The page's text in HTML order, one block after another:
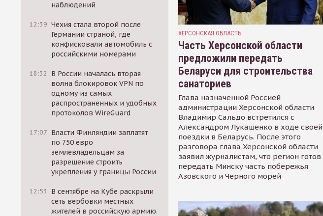
наблюдений
12:39 Чехия стала второй после
Германии страной, где
конфисковали автомобиль с
российскими номерами
18:32
В России началась вторая
волна блокировок VPN по
одному из самых
распространенных и удобных
протоколов WireGuard
17:07 Власти Финляндии заплатят
по 750 евро
землевладельцам за
разрешение строить
укрепления у границы России
12:53
В сентябре на Кубе раскрыли
сеть вербовки местных
жителей в российскую армию.
ХЕРСОНСКАЯ ОБЛАСТЬ
Часть Херсонской области
предложили передать
Беларуси для строительства
санаториев
Глава назначенной Россией
администрации Херсонской области
Владимир Сальдо встретился с
Александром Лукашенко в ходе своей
поездки в Беларусь. После этого
разговора глава Херсонской области
заявил журналистам, что регион готов
передать Минску часть побережья
Азовского и Черного морей